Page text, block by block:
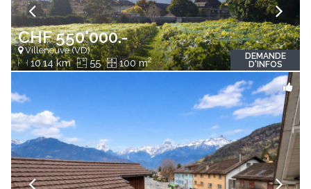
CHF 550'000.-
Villeneuve (VD)
10.14 km 55 100 m2
DEMANDE
D'INFOS